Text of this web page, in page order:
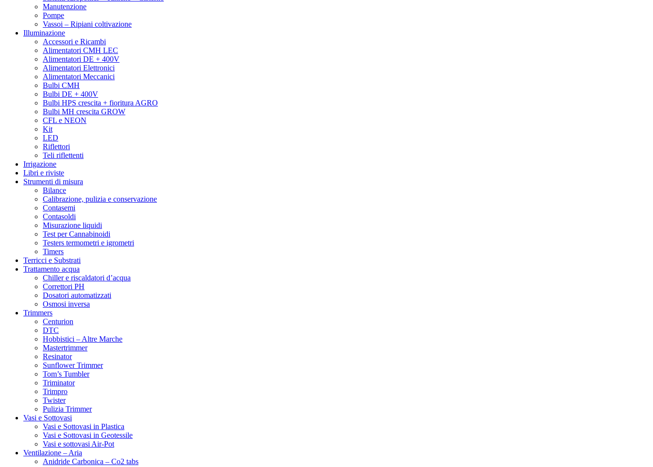
Manutenzione
Pompe
Vassoi – Ripiani coltivazione
Illuminazione
Accessori e Ricambi
Alimentatori CMH LEC
Alimentatori DE + 400V
Alimentatori Elettronici
Alimentatori Meccanici
Bulbi CMH
Bulbi DE + 400V
Bulbi HPS crescita + fioritura AGRO
Bulbi MH crescita GROW
CFL e NEON
Kit
LED
Riflettori
Teli riflettenti
Irrigazione
Libri e riviste
Strumenti di misura
Bilance
Calibrazione, pulizia e conservazione
Contasemi
Contasoldi
Misurazione liquidi
Test per Cannabinoidi
Testers termometri e igrometri
Timers
Terricci e Substrati
Trattamento acqua
Chiller e riscaldatori d’acqua
Correttori PH
Dosatori automatizzati
Osmosi inversa
Trimmers
Centurion
DTC
Hobbistici – Altre Marche
Mastertrimmer
Resinator
Sunflower Trimmer
Tom’s Tumbler
Triminator
Trimpro
Twister
Pulizia Trimmer
Vasi e Sottovasi
Vasi e Sottovasi in Plastica
Vasi e Sottovasi in Geotessile
Vasi e sottovasi Air-Pot
Ventilazione – Aria
Anidride Carbonica – Co2 tabs